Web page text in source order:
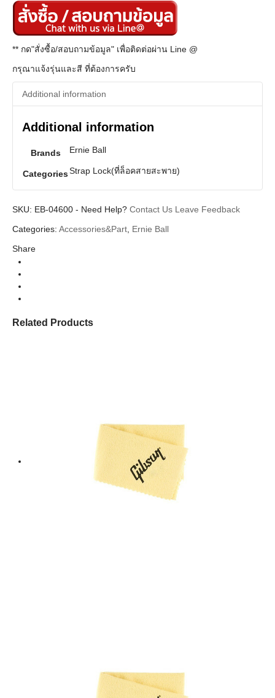
** กด"สั่งซื้อ/สอบถามข้อมูล" เพื่อติดต่อผ่าน Line @
กรุณาแจ้งรุ่นและสี ที่ต้องการครับ
Additional information
Additional information
Brands Ernie Ball
CategoriesStrap Lock(ที่ล็อคสายสะพาย)
SKU: EB-04600 - Need Help? Contact Us Leave Feedback
Categories: Accessories&Part, Ernie Ball
Share
Related Products